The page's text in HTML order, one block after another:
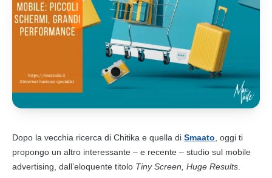
Dopo la vecchia ricerca di Chitika e quella di Smaato , oggi ti
propongo un altro interessante – e recente – studio sul mobile
advertising , dall’eloquente titolo Tiny Screen, Huge Results